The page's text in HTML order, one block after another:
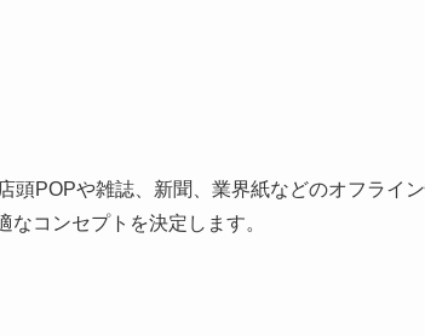
頭POPや雑誌、新聞、業界紙などのオフライ
コンセプトを決定します。